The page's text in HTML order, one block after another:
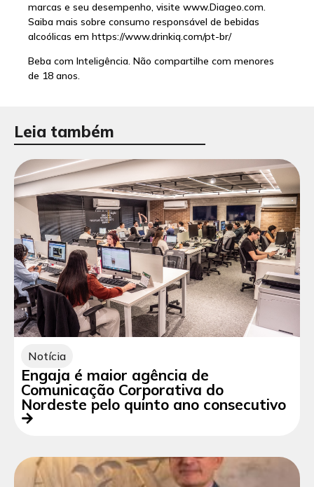
marcas e seu desempenho, visite www.Diageo.com.
Saiba mais sobre consumo responsável de bebidas
alcoólicas em https://www.drinkiq.com/pt-br/
Beba com Inteligência. Não compartilhe com menores
de 18 anos.
Leia também
Notícia
Engaja é maior agência de
Comunicação Corporativa do
Nordeste pelo quinto ano consecutivo